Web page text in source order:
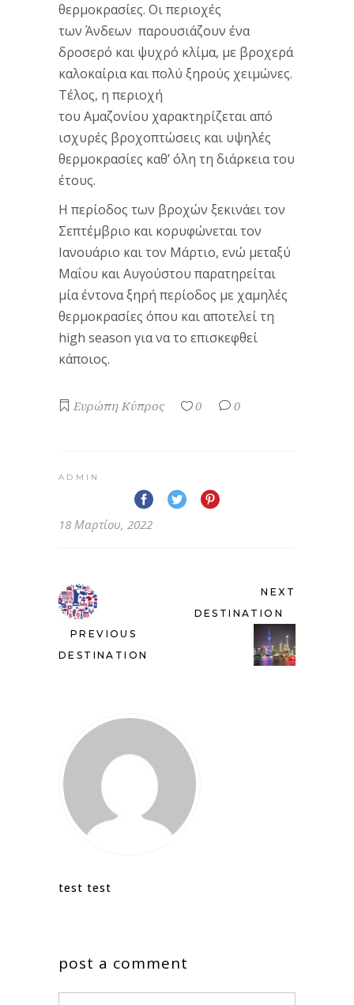
θερμοκρασίες. Οι περιοχές
των Άνδεων παρουσιάζουν ένα
δροσερό και ψυχρό κλίμα, με βροχερά
καλοκαίρια και πολύ ξηρούς χειμώνες.
Τέλος, η περιοχή
του Αμαζονίου χαρακτηρίζεται από
ισχυρές βροχοπτώσεις και υψηλές
θερμοκρασίες καθ’ όλη τη διάρκεια του
έτους.
Η περίοδος των βροχών ξεκινάει τον
Σεπτέμβριο και κορυφώνεται τον
Ιανουάριο και τον Μάρτιο, ενώ μεταξύ
Μαΐου και Αυγούστου παρατηρείται
μία έντονα ξηρή περίοδος με χαμηλές
θερμοκρασίες όπου και αποτελεί τη
high season για να το επισκεφθεί
κάποιος.
Ευρώπη Κύπρος 0 0
ADMIN
18 Μαρτίου, 2022
PREVIOUS
DESTINATION
NEXT
DESTINATION
test test
post a comment